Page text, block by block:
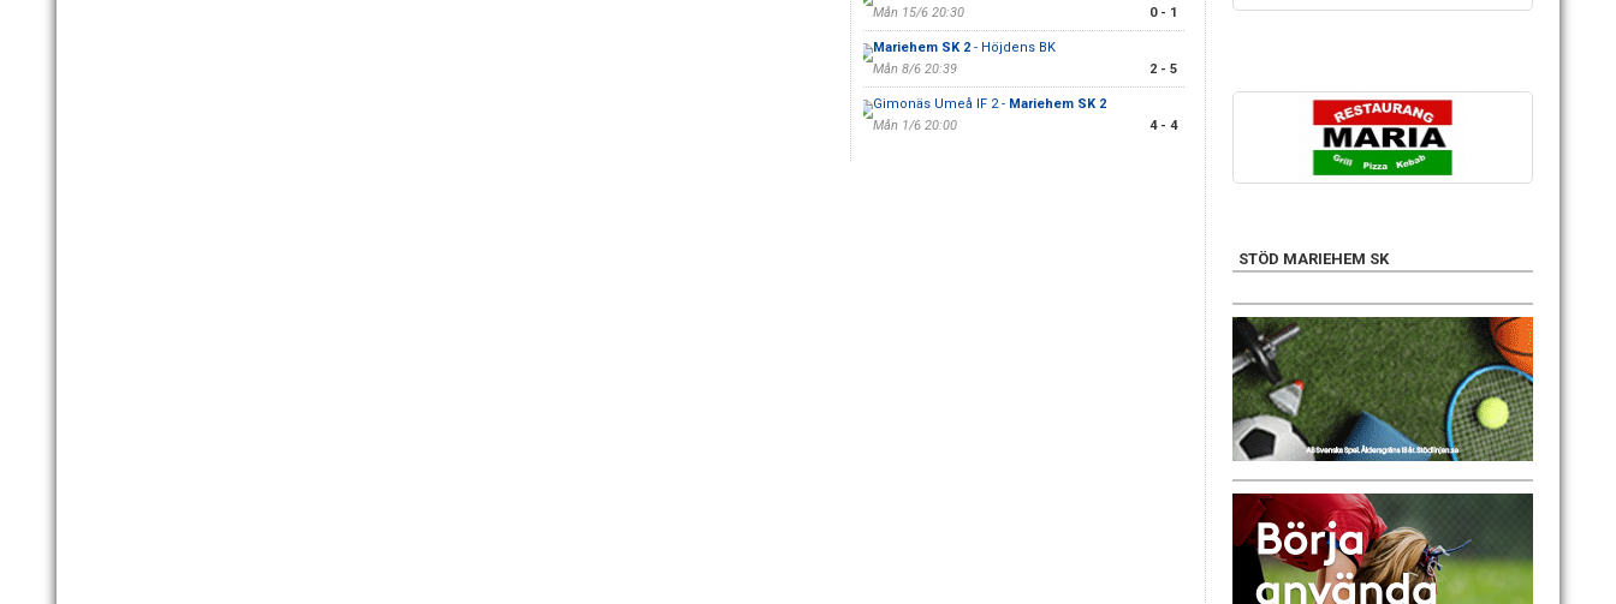
Mån 15/6 20:30
0 - 1
Mariehem SK 2- Höjdens BK
Mån 8/6 20:39
2 - 5
Gimonäs Umeå IF 2 - Mariehem SK 2
Mån 1/6 20:00
4 - 4
STÖD MARIEHEM SK